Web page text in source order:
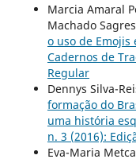
Marcia Amaral
Machado
o uso de Emojis
Cadernos de
Regular
Dennys Silva-
formação do
uma história
n. 3 (2016):
Eva-Maria